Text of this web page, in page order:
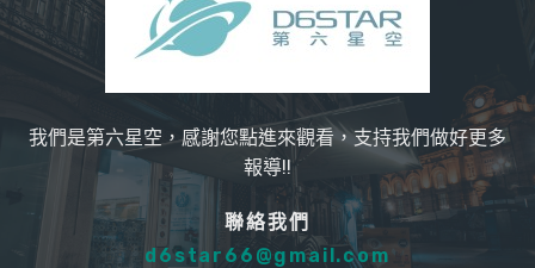
我們是第六星空，感謝您點進來觀看，支持我們做好更多
報導!!
聯絡我們
d6star66@gmail.com